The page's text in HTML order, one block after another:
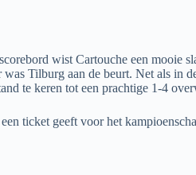
wist Cartouche een mooie
Tilburg aan de beurt. Net als in
te keren tot een prachtige 1-4
ticket geeft voor het